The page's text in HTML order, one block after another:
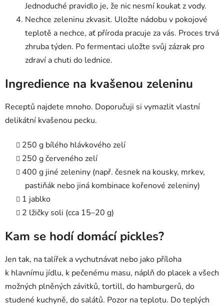
Jednoduché pravidlo je, že nic nesmí koukat z vody.
Nechce zeleninu zkvasit. Uložte nádobu v pokojové
teplotě a nechce, ať příroda pracuje za vás. Proces trvá
zhruba týden. Po fermentaci uložte svůj zázrak pro
zdraví a chuti do lednice.
Ingredience na kvašenou zeleninu
Receptů najdete mnoho. Doporučuji si vymazlit vlastní
delikátní kvašenou pecku.
250 g bílého hlávkového zelí
250 g červeného zelí
400 g jiné zeleniny (např. česnek na kousky, mrkev,
pastiňák nebo jiná kombinace kořenové zeleniny)
1 jablko
2 lžičky soli (cca 15–20 g)
Kam se hodí domácí pickles?
Jen tak, na talířek a vychutnávat nebo jako příloha
k hlavnímu jídlu, k pečenému masu, náplň do placek a všech
možných plněných závitků, tortill, do hamburgerů, do
studené kuchyně, do salátů. Pozor na teplotu. Do teplých